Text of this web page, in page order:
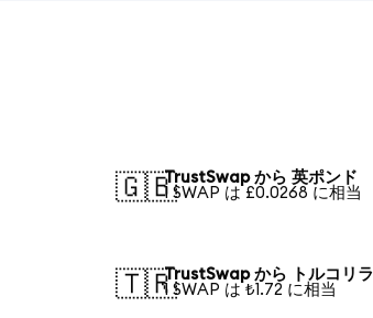
🇬🇧TrustSwap から 英ポンド
1 SWAP は £0.0268 に相当
🇹🇷TrustSwap から トルコリラ
1 SWAP は ₺1.72 に相当